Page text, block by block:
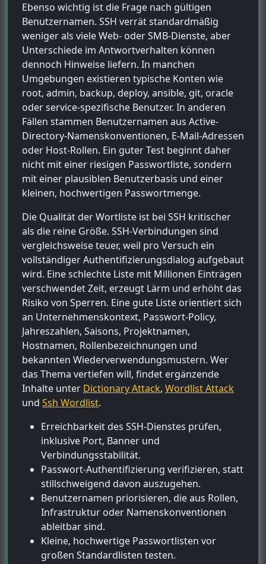
Ebenso wichtig ist die Frage nach gültigen
Benutzernamen. SSH verrät standardmäßig
weniger als viele Web- oder SMB-Dienste, aber
Unterschiede im Antwortverhalten können
dennoch Hinweise liefern. In manchen
Umgebungen existieren typische Konten wie
root, admin, backup, deploy, ansible, git, oracle
oder service-spezifische Benutzer. In anderen
Fällen stammen Benutzernamen aus Active-
Directory-Namenskonventionen, E-Mail-Adressen
oder Host-Rollen. Ein guter Test beginnt daher
nicht mit einer riesigen Passwortliste, sondern
mit einer plausiblen Benutzerbasis und einer
kleinen, hochwertigen Passwortmenge.
Die Qualität der Wortliste ist bei SSH kritischer
als die reine Größe. SSH-Verbindungen sind
vergleichsweise teuer, weil pro Versuch ein
vollständiger Authentifizierungsdialog aufgebaut
wird. Eine schlechte Liste mit Millionen Einträgen
verschwendet Zeit, erzeugt Lärm und erhöht das
Risiko von Sperren. Eine gute Liste orientiert sich
an Unternehmenskontext, Passwort-Policy,
Jahreszahlen, Saisons, Projektnamen,
Hostnamen, Rollenbezeichnungen und
bekannten Wiederverwendungsmustern. Wer
das Thema vertiefen will, findet ergänzende
Inhalte unter Dictionary Attack, Wordlist Attack
und Ssh Wordlist.
Erreichbarkeit des SSH-Dienstes prüfen,
inklusive Port, Banner und
Verbindungsstabilität.
Passwort-Authentifizierung verifizieren, statt
stillschweigend davon auszugehen.
Benutzernamen priorisieren, die aus Rollen,
Infrastruktur oder Namenskonventionen
ableitbar sind.
Kleine, hochwertige Passwortlisten vor
großen Standardlisten testen.